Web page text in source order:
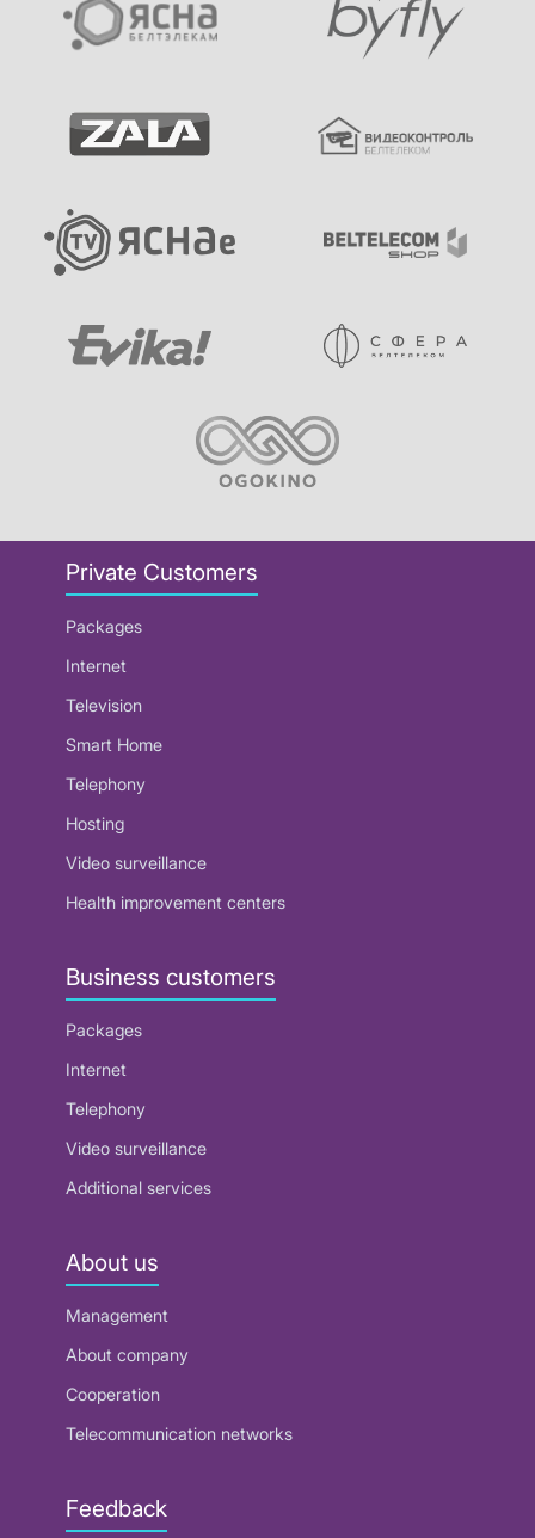
Private Customers
Packages
Internet
Television
Smart Home
Telephony
Hosting
Video surveillance
Health improvement centers
Business customers
Packages
Internet
Telephony
Video surveillance
Additional services
About us
Management
About company
Cooperation
Telecommunication networks
Feedback